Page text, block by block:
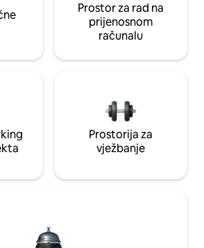
Prostor za rad na
prijenosnom
računalu
Prostorija za
vježbanje